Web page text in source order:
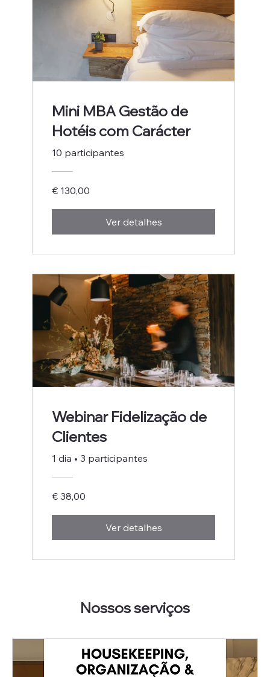
Mini MBA Gestão de
Hotéis com Carácter
10 participantes
€ 130,00
Ver detalhes
Webinar Fidelização de
Clientes
1 dia •3 participantes
€ 38,00
Ver detalhes
Nossos serviços